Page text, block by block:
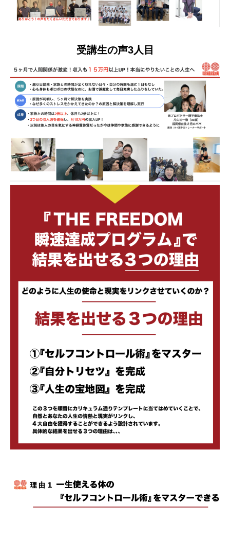
受講生の声3人目